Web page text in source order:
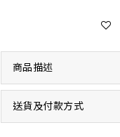
商品描述
送貨及付款方式